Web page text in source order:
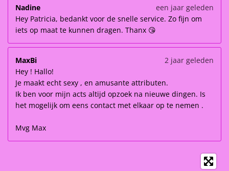
Nadine
een jaar geleden
Hey Patricia, bedankt voor de snelle service. Zo fijn om
iets op maat te kunnen dragen. Thanx 😘
MaxBi
2 jaar geleden
Hey ! Hallo!
Je maakt echt sexy , en amusante attributen.
Ik ben voor mijn acts altijd opzoek na nieuwe dingen. Is
het mogelijk om eens contact met elkaar op te nemen .
Mvg Max